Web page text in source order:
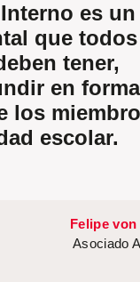
es un
que todos
tener,
en forma
los
escolar.
Felipe
Asociado